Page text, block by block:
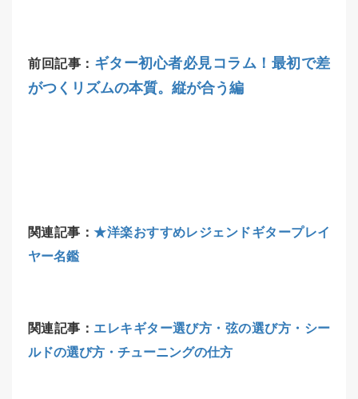
前回記事： ギター初心者必見コラム！最初で差
がつくリズムの本質。縦が合う編
関連記事：★洋楽おすすめレジェンドギタープレイ
ヤー名鑑
関連記事： エレキギター選び方・弦の選び方・シー
ルドの選び方・チューニングの仕方